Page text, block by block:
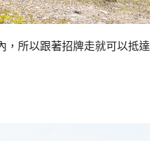
，所以跟著招牌走就可以抵達